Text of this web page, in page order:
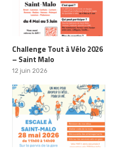
Challenge Tout à Vélo 2026
– Saint Malo
12 juin 2026